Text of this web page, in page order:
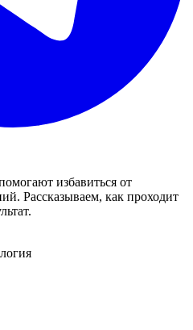
избавиться от
Рассказываем, как проходит